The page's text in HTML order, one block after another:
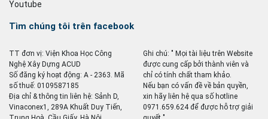
Youtube
Tìm chúng tôi trên facebook
TT đơn vị: Viện Khoa Học Công
Nghệ Xây Dựng ACUD
Số đăng ký hoạt động: A - 2363. Mã
số thuế: 0109587185
Địa chỉ & thông tin liên hệ: Sảnh D,
Vinaconex1, 289A Khuất Duy Tiến,
Ghi chú: " Mọi tài liệu trên Website
được cung cấp bởi thành viên và
chỉ có tính chất tham khảo.
Nếu bạn có vấn đề về bản quyền,
xin hãy liên hệ qua số hotline
0971.659.624 để được hỗ trợ giải